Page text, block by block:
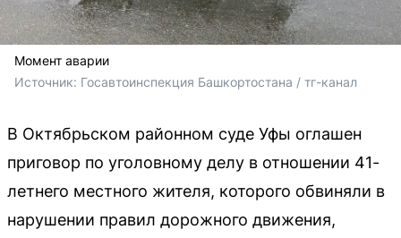
Момент аварии
Источник: Госавтоинспекция Башкортостана / тг-канал
В Октябрьском районном суде Уфы оглашен
приговор по уголовному делу в отношении 41-
летнего местного жителя, которого обвиняли в
нарушении правил дорожного движения,